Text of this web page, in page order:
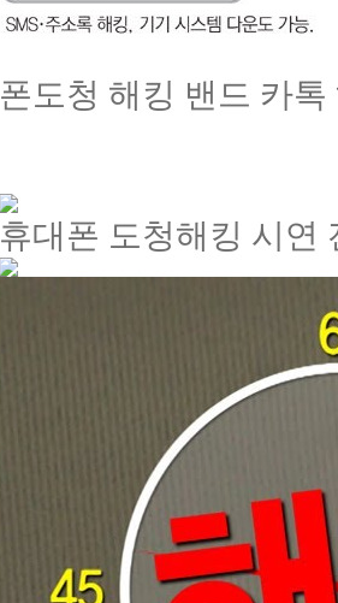
폰도청 해킹 밴드 카
휴대폰 도청해킹 시연